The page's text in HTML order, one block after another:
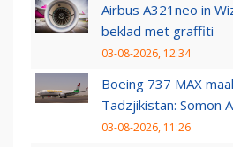
Airbus A321neo in
beklad met graffiti
03-08-2026, 12:34
Boeing 737 MAX
Tadzjikistan: Somon
03-08-2026, 11:26